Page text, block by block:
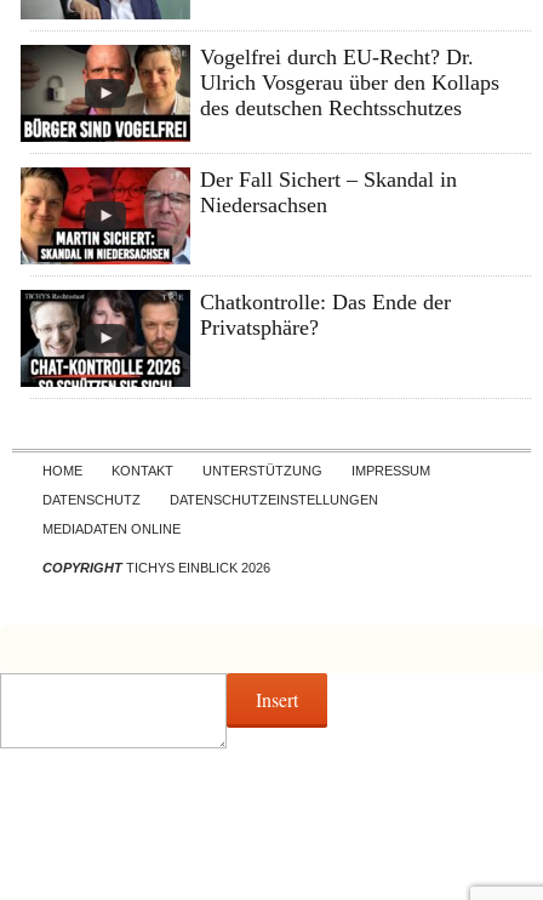
Vogelfrei durch EU-Recht? Dr.
Ulrich Vosgerau über den Kollaps
des deutschen Rechtsschutzes
Der Fall Sichert – Skandal in
Niedersachsen
Chatkontrolle: Das Ende der
Privatsphäre?
Skip to content
HOME KONTAKT UNTERSTÜTZUNG
IMPRESSUM
DATENSCHUTZ
DATENSCHUTZEINSTELLUNGEN
MEDIADATEN ONLINE
COPYRIGHTTICHYS EINBLICK 2026
Insert